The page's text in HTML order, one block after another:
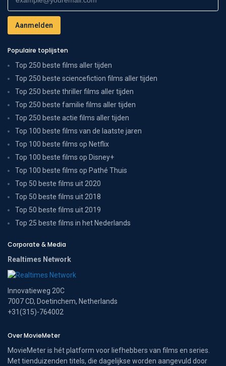
Populaire toplijsten
Top 250 beste films aller tijden
Top 250 beste sciencefiction films aller tijden
Top 250 beste thriller films aller tijden
Top 250 beste familie films aller tijden
Top 250 beste actie films aller tijden
Top 100 beste films van de laatste jaren
Top 100 beste films op Netflix
Top 100 beste films op Disney+
Top 100 beste films op Pathé Thuis
Top 50 beste films uit 2020
Top 50 beste films uit 2018
Top 50 beste films uit 2019
Top 25 beste films in het Nederlands
Corporate & Media
Realtimes Network
Innovatieweg 20C
7007 CD, Doetinchem, Netherlands
+31(315)-764002
Over MovieMeter
MovieMeter is hét platform voor liefhebbers van films en series.
Met tienduizenden titels, die dagelijkse worden aangevuld door